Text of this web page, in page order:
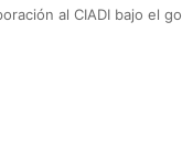
al CIADI bajo el